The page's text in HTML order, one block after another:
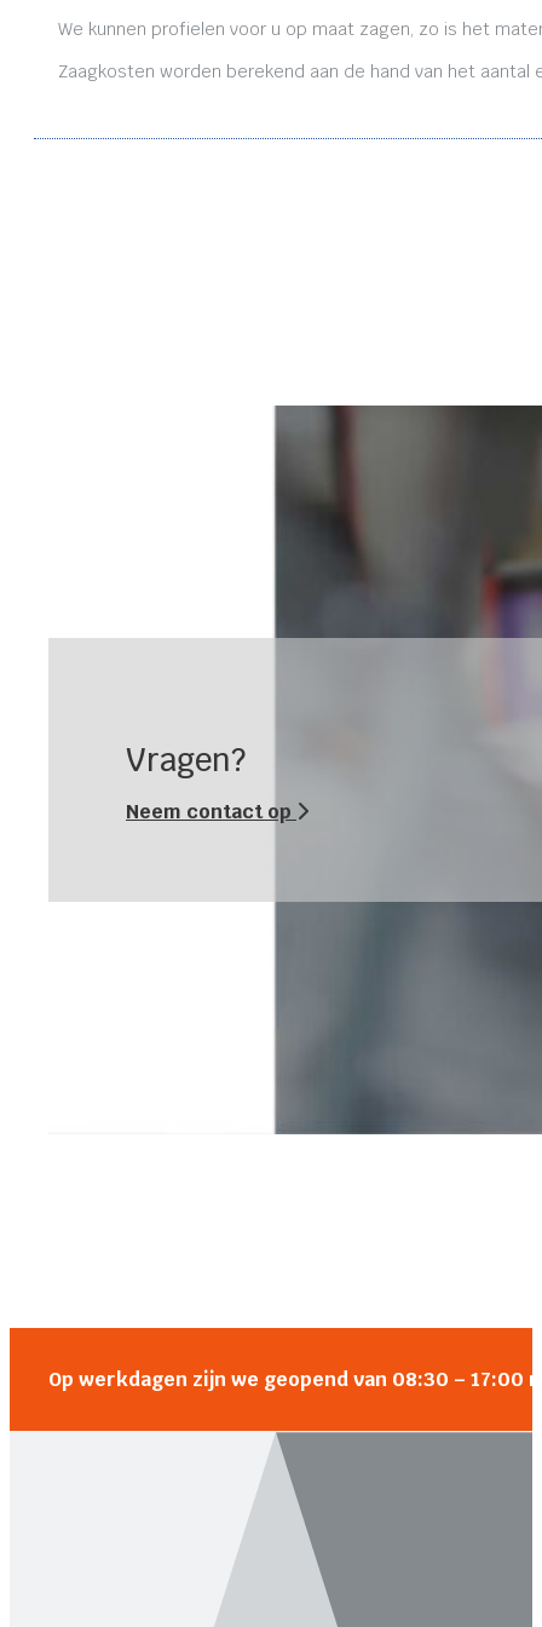
We kunnen profielen voor u op maat zagen, zo is het
Zaagkosten worden berekend aan de hand van het
Vragen?
Neem contact op
Op werkdagen zijn we geopend van 08:30 –